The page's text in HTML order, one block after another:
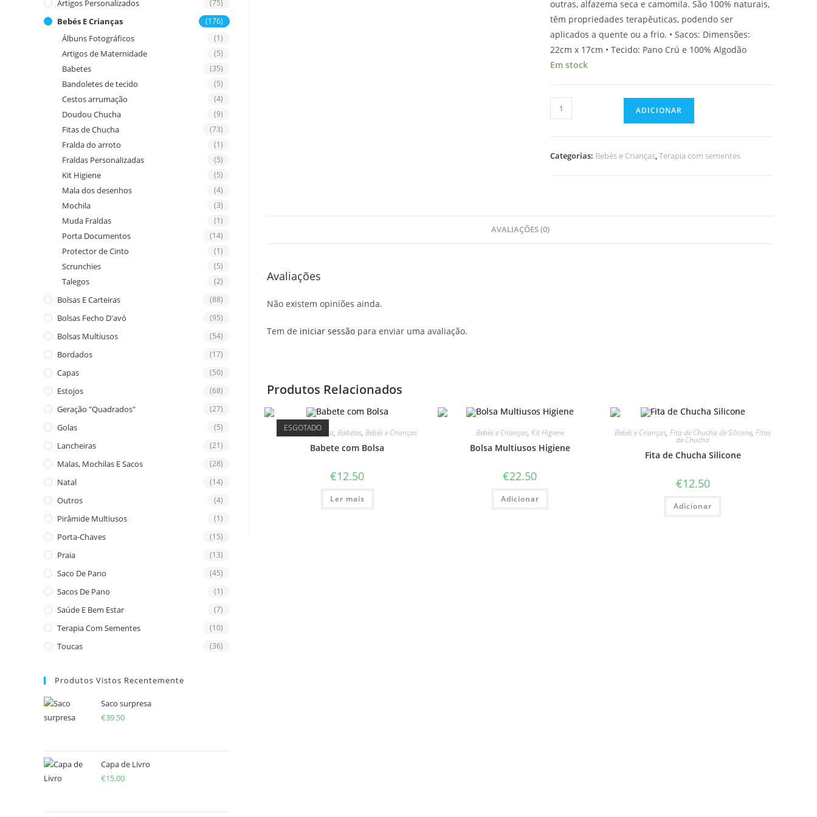
Artigos Personalizados (75)
Bebés E Crianças (176)
Álbuns Fotográficos (1)
Artigos de Maternidade (5)
Babetes (35)
Bandoletes de tecido (5)
Cestos arrumação (4)
Doudou Chucha (9)
Fitas de Chucha (73)
Fralda do arroto (1)
Fraldas Personalizadas (5)
Kit Higiene (5)
Mala dos desenhos (4)
Mochila (3)
Muda Fraldas (1)
Porta Documentos (14)
Protector de Cinto (1)
Scrunchies (5)
Talegos (2)
Bolsas E Carteiras (88)
Bolsas Fecho D'avó (95)
Bolsas Multiusos (54)
Bordados (17)
Capas (50)
Estojos (68)
Geração "Quadrados" (27)
Golas (5)
Lancheiras (21)
Malas, Mochilas E Sacos (28)
Natal (14)
Outros (4)
Pirâmide Multiusos (1)
Porta-Chaves (15)
Praia (13)
Saco De Pano (45)
Sacos De Pano (1)
Saúde E Bem Estar (7)
Terapia Com Sementes (10)
Toucas (36)
Produtos Vistos Recentemente
Saco surpresa
€39.50
Capa de Livro
€15.00
outras, alfazema seca e camomila. São 100% naturais,
têm propriedades terapêuticas, podendo ser
aplicados a quente ou a frio. • Sacos: Dimensões:
22cm x 17cm • Tecido: Pano Crú e 100% Algodão
Em stock
Quantidade
de
Terapêutico
ADICIONAR
Categorias: Bebés e Crianças,Terapia com sementes
AVALIAÇÕES (0)
Avaliações
Não existem opiniões ainda.
Tem de iniciar sessão para enviar uma avaliação.
Produtos Relacionados
ESGOTADO
Babete com Bolsa, Babetes, Bebés e Crianças
Babete com Bolsa
€12.50
Ler mais
Bebés e Crianças, Kit Higiene
Bolsa Multiusos Higiene
€22.50
Adicionar
Bebés e Crianças,Fita de Chucha de Silicone,Fitas
de Chucha
Fita de Chucha Silicone
€12.50
Adicionar